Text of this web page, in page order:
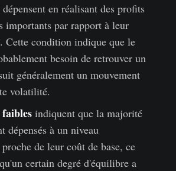
en réalisant des profits
importants par rapport à leur
Cette condition indique que le
besoin de retrouver un
généralement un mouvement
volatilité.
indiquent que la majorité
dépensés à un niveau
de leur coût de base, ce
certain degré d'équilibre a